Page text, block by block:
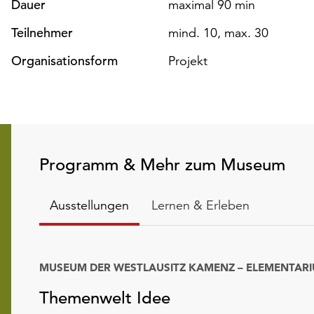
Dauer
maximal 90 min
Teilnehmer
mind. 10, max. 30
Organisationsform
Projekt
Programm & Mehr zum Museum
Ausstellungen Lernen & Erleben
Themenwelt Idee
MUSEUM DER WESTLAUSITZ KAMENZ –
Datum